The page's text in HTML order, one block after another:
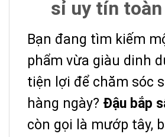
sỉ uy tín
Bạn đang tìm kiếm
phẩm vừa giàu dinh
tiện lợi để chăm sóc
hàng ngày? Đậu bắp
còn gọi là mướp tây,